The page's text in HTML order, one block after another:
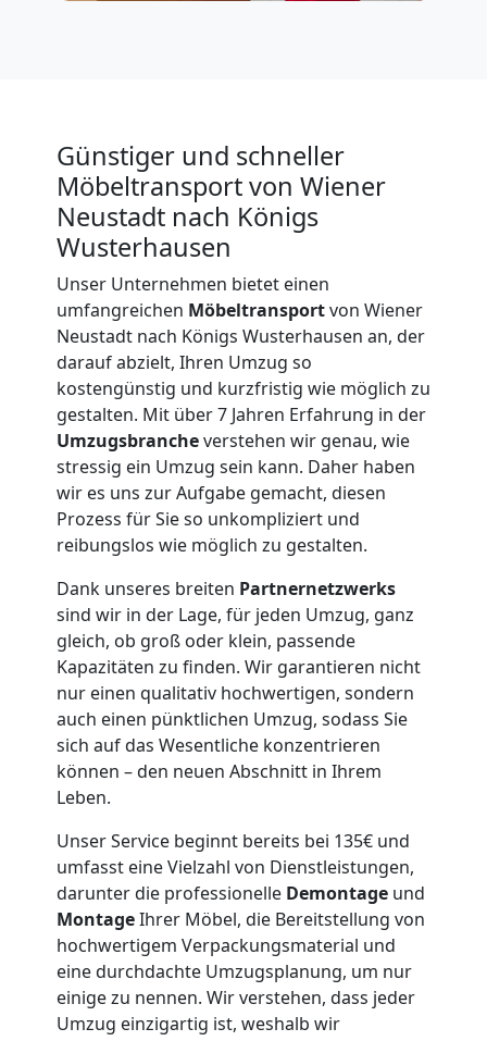
Günstiger und schneller
Möbeltransport von Wiener
Neustadt nach Königs
Wusterhausen
Unser Unternehmen bietet einen
umfangreichen Möbeltransportvon Wiener
Neustadt nach Königs Wusterhausen an, der
darauf abzielt, Ihren Umzug so
kostengünstig und kurzfristig wie möglich zu
gestalten. Mit über 7 Jahren Erfahrung in der
Umzugsbrancheverstehen wir genau, wie
stressig ein Umzug sein kann. Daher haben
wir es uns zur Aufgabe gemacht, diesen
Prozess für Sie so unkompliziert und
reibungslos wie möglich zu gestalten.
Dank unseres breiten Partnernetzwerks
sind wir in der Lage, für jeden Umzug, ganz
gleich, ob groß oder klein, passende
Kapazitäten zu finden. Wir garantieren nicht
nur einen qualitativ hochwertigen, sondern
auch einen pünktlichen Umzug, sodass Sie
sich auf das Wesentliche konzentrieren
können – den neuen Abschnitt in Ihrem
Leben.
Unser Service beginnt bereits bei 135€ und
umfasst eine Vielzahl von Dienstleistungen,
darunter die professionelle Demontage und
MontageIhrer Möbel, die Bereitstellung von
hochwertigem Verpackungsmaterial und
eine durchdachte Umzugsplanung, um nur
einige zu nennen. Wir verstehen, dass jeder
Umzug einzigartig ist, weshalb wir
Umzugshelfer
Wiener
Neustadt
Möbeltaxi
Wiener
Neustadt
Kleintransport
Wiener